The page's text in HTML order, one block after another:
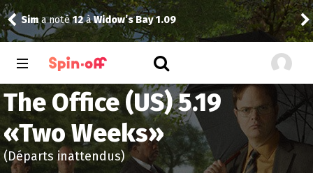
Sima noté12àWidow’s Bay 1.09
The Office (US) 5.19
«Two Weeks»
(Départs inattendus)